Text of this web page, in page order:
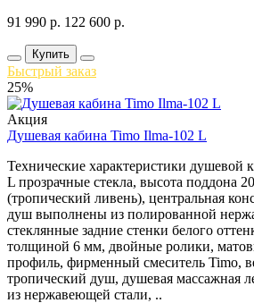
91 990 р. 122 600 р.
Купить
Быстрый заказ
25%
Акция
Душевая кабина Timo Ilma-102 L
Технические характеристики
L прозрачные стекла, высота поддона
(тропический ливень), центральная
душ выполнены из полированной
стеклянные задние стенки белого
толщиной 6 мм, двойные ролики,
профиль, фирменный смеситель Timo,
тропический душ, душевая массажная
из нержавеющей стали, ..